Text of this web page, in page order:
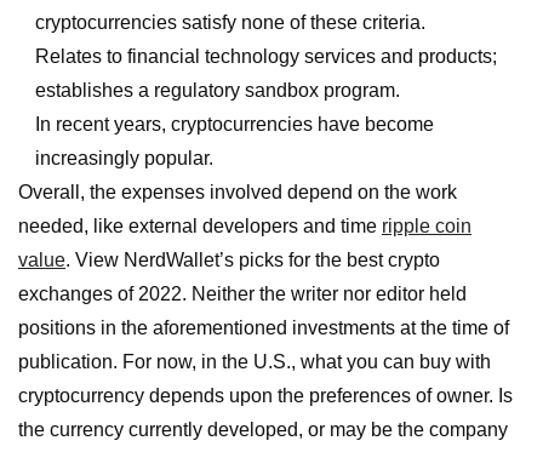
cryptocurrencies satisfy none of these criteria.
Relates to financial technology services and products;
establishes a regulatory sandbox program.
In recent years, cryptocurrencies have become
increasingly popular.
Overall, the expenses involved depend on the work
needed, like external developers and time ripple coin
value. View NerdWallet’s picks for the best crypto
exchanges of 2022. Neither the writer nor editor held
positions in the aforementioned investments at the time of
publication. For now, in the U.S., what you can buy with
cryptocurrency depends upon the preferences of owner. Is
the currency currently developed, or may be the company